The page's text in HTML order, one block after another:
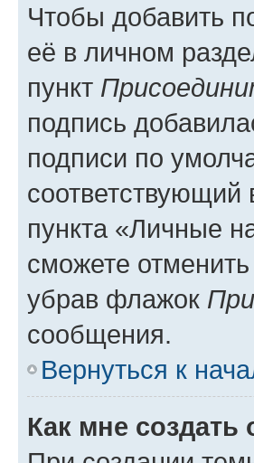
Чтобы добавить
её в личном
пункт
подпись
подписи по
пункта «Личные
сможете
убрав флажок
сообщения.
Вернуться к
Как мне создать